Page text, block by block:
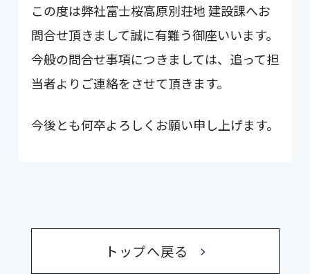
この度は弊社富士桜高原別荘地 建設課へお
問合せ頂きまして誠に有難う御座いいます。
今般の問合せ事項につきましては、追って担
当者よりご連絡をさせて頂きます。
今後とも何卒よろしくお願い申し上げます。
トップへ戻る